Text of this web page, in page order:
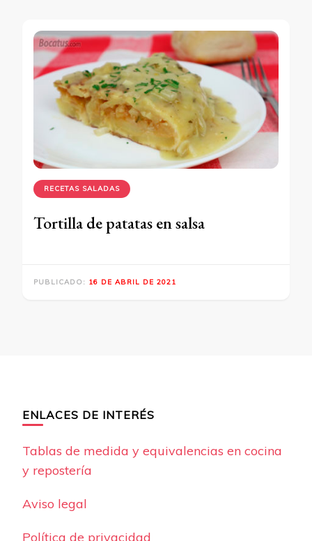
RECETAS SALADAS
Tortilla de patatas en salsa
PUBLICADO: 16 DE ABRIL DE 2021
ENLACES DE INTERÉS
Tablas de medida y equivalencias en cocina
y repostería
Aviso legal
Política de privacidad